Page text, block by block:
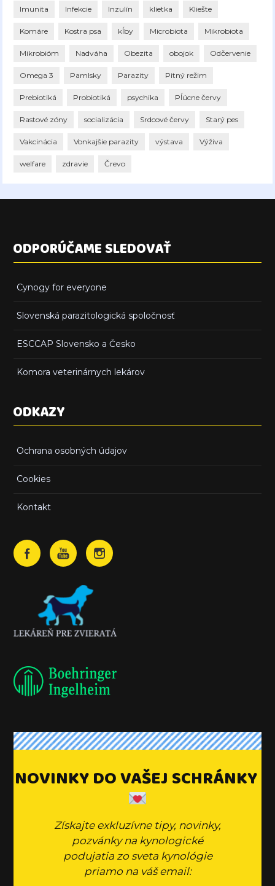
Imunita Infekcie Inzulín klietka Kliešte
Komáre Kostra psa kĺby Microbiota Mikrobiota
Mikrobióm Nadváha Obezita obojok Odčervenie
Omega 3 Pamlsky Parazity Pitný režim
Prebiotiká Probiotiká psychika Pĺúcne červy
Rastové zóny socializácia Srdcové červy Starý pes
Vakcinácia Vonkajšie parazity výstava Výživa
welfare zdravie Črevo
ODPORÚČAME SLEDOVAŤ
Cynogy for everyone
Slovenská parazitologická spoločnosť
ESCCAP Slovensko a Česko
Komora veterinárnych lekárov
ODKAZY
Ochrana osobných údajov
Cookies
Kontakt
NOVINKY DO VAŠEJ SCHRÁNKY
Získajte exkluzívne tipy, novinky,
pozvánky na kynologické
podujatia zo sveta kynológie
priamo na váš email: